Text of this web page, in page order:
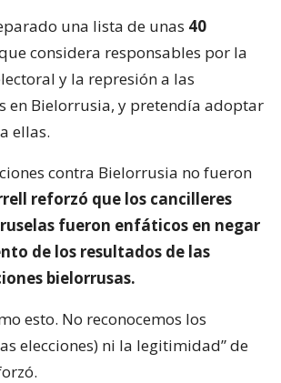
una lista de unas 40
considera responsables por la
y la represión a las
en Bielorrusia, y pretendía adoptar
ellas.
contra Bielorrusia no fueron
reforzó que los cancilleres
fueron enfáticos en negar
de los resultados de las
bielorrusas.
esto. No reconocemos los
elecciones) ni la legitimidad” de